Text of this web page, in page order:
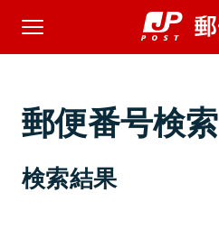
郵便番号検索
検索結果